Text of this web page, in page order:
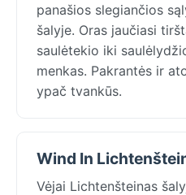
panašios slegiančios
šalyje. Oras jaučiasi
saulėtekio iki
menkas. Pakrantės ir
ypač tvankūs.
Wind In
Vėjai Lichtenšteinas